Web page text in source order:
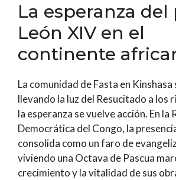
La esperanza del
León XIV en el
continente
La comunidad de Fasta en Kinshasa
llevando la luz del Resucitado a los
la esperanza se vuelve acción. En la
Democrática del Congo, la
consolida como un faro de
viviendo una Octava de Pascua
crecimiento y la vitalidad de sus